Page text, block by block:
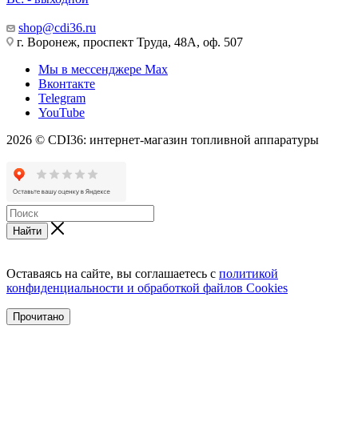
shop@cdi36.ru
г. Воронеж, проспект Труда, 48А, оф. 507
Мы в мессенджере Max
Вконтакте
Telegram
YouTube
2026 © CDI36: интернет-магазин топливной аппаратуры
Найти
Оставаясь на сайте, вы соглашаетесь с политикой
конфиденциальности и обработкой файлов Cookies
Прочитано